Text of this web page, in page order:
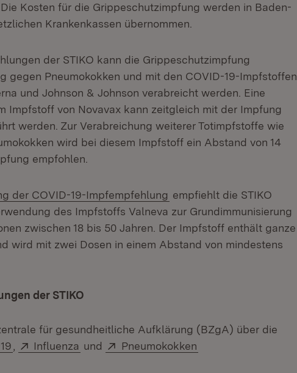
Kosten für die Grippeschutzimpfung werden in Baden-
Krankenkassen übernommen.
der STIKO kann die Grippeschutzimpfung
gegen Pneumokokken und mit den COVID-19-Impfstoffen
und Johnson & Johnson verabreicht werden. Eine
Impfstoff von Novavax kann zeitgleich mit der Impfung
werden. Zur Verabreichung weiterer Totimpfstoffe wie
wird bei diesem Impfstoff ein Abstand von 14
empfohlen.
der COVID-19-Impfempfehlung (Öffnet in neuem Fenster)
empfiehlt die STIKO
des Impfstoffs Valneva zur Grundimmunisierung
zwischen 18 bis 50 Jahren. Der Impfstoff enthält ganze
wird mit zwei Dosen in einem Abstand von mindestens
der STIKO
für gesundheitliche Aufklärung (BZgA) über die
(Öffnet in neuem Fenster)
Extern:
Influenza (Öffnet in neuem Fenster)
und Extern:
Pneumokokken